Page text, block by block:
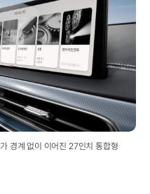
경계 없이 이어진 27인치 통합형